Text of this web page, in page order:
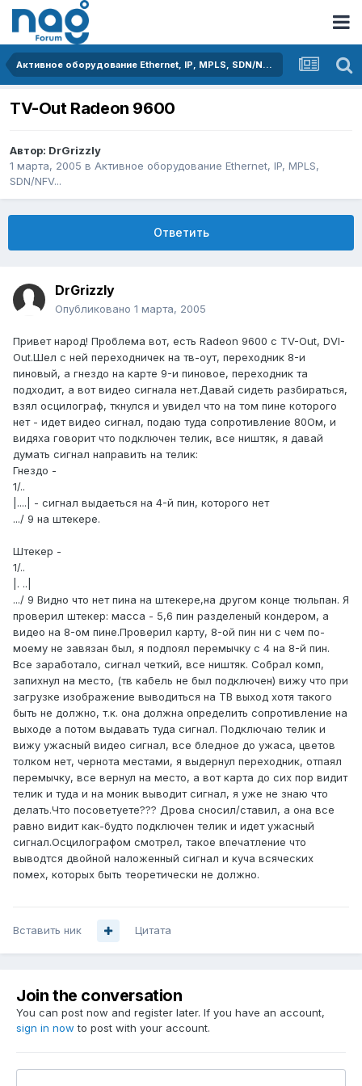
Активное оборудование Ethernet, IP, MPLS, SDN/NFV...
TV-Out Radeon 9600
Автор: DrGrizzly
1 марта, 2005 в Активное оборудование Ethernet, IP, MPLS,
SDN/NFV...
Ответить
DrGrizzly
Опубликовано 1 марта, 2005
Привет народ! Проблема вот, есть Radeon 9600 c TV-Out, DVI-
Out.Шел с ней переходничек на тв-оут, переходник 8-и
пиновый, а гнездо на карте 9-и пиновое, переходник та
подходит, а вот видео сигнала нет.Давай сидеть разбираться,
взял осцилограф, ткнулся и увидел что на том пине которого
нет - идет видео сигнал, подаю туда сопротивление 80Ом, и
видяха говорит что подключен телик, все ништяк, я давай
думать сигнал направить на телик:
Гнездо -
1/..
|....| - сигнал выдаеться на 4-й пин, которого нет
.../ 9 на штекере.
Штекер -
1/..
|. ..|
.../ 9 Видно что нет пина на штекере,на другом конце тюльпан. Я
проверил штекер: масса - 5,6 пин разделеный кондером, а
видео на 8-ом пине.Проверил карту, 8-ой пин ни с чем по-
моему не завязан был, я подпоял перемычку с 4 на 8-й пин.
Все заработало, сигнал четкий, все ништяк. Собрал комп,
запихнул на место, (тв кабель не был подключен) вижу что при
загрузке изображение выводиться на ТВ выход хотя такого
быть не должно, т.к. она должна определить сопротивление на
выходе а потом выдавать туда сигнал. Подключаю телик и
вижу ужасный видео сигнал, все бледное до ужаса, цветов
толком нет, чернота местами, я выдернул переходник, отпаял
перемычку, все вернул на место, а вот карта до сих пор видит
телик и туда и на моник выводит сигнал, я уже не знаю что
делать.Что посоветуете??? Дрова сносил/ставил, а она все
равно видит как-будто подключен телик и идет ужасный
сигнал.Осцилографом смотрел, такое впечатление что
выводтся двойной наложенный сигнал и куча всяческих
помех, которых быть теоретически не должно.
Вставить ник Цитата
Join the conversation
You can post now and register later. If you have an account,
sign in now to post with your account.